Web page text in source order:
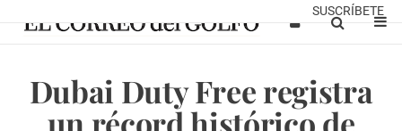
SUSCRÍBETE
Dubai Duty Free registra